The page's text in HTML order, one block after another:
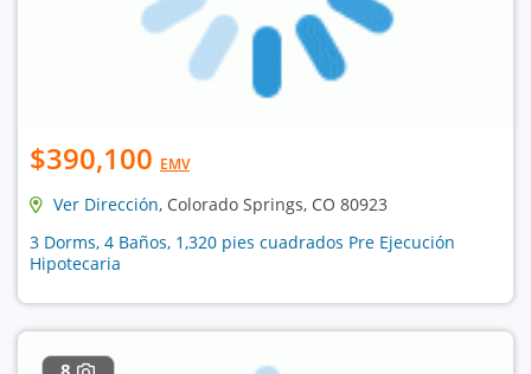
$390,100 EMV
Ver Dirección, Colorado Springs, CO 80923
3 Dorms, 4 Baños, 1,320 pies cuadrados Pre Ejecución
Hipotecaria